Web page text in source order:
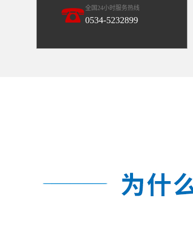
全国24小时服务热线
0534-5232899